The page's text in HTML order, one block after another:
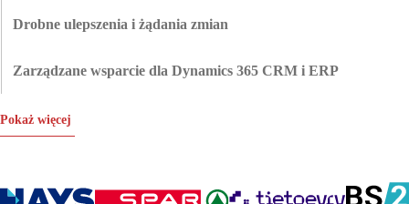
pomocna. Sprawdzamy wydajność zapytań, dostosowujemy konfiguracje i
dopracowujemy kod, aż system zacznie działać z prędkością oczekiwaną
Drobne ulepszenia i żądania zmian
bez komplikowania lub wymuszania niepotrzebnej pracy.
Zarządzane wsparcie dla Dynamics 365 CRM i ERP
zapewniając jeden zespół, jeden punkt kontaktowy i spójne, niezawodne
Pokaż więcej